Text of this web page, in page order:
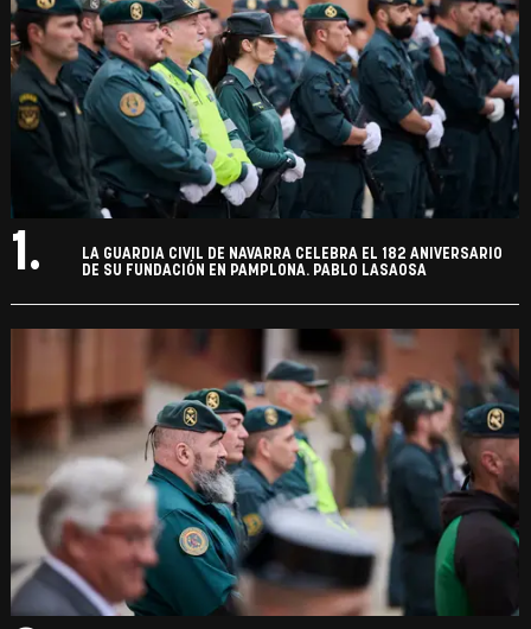
1.
LA GUARDIA CIVIL DE NAVARRA CELEBRA EL 182 ANIVERSARIO
DE SU FUNDACIÓN EN PAMPLONA. PABLO LASAOSA